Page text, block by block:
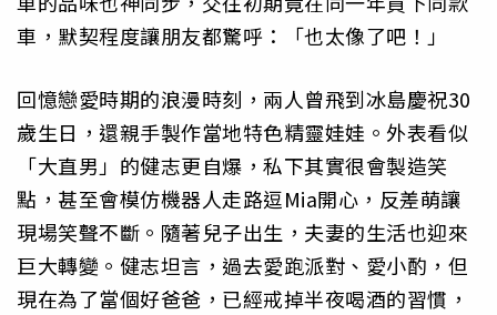
車，默契程度讓朋友都驚呼：「也太像了吧！」
回憶戀愛時期的浪漫時刻，兩人曾飛到冰島慶祝30
歲生日，還親手製作當地特色精靈娃娃。外表看似
「大直男」的健志更自爆，私下其實很會製造笑
點，甚至會模仿機器人走路逗Mia開心，反差萌讓
現場笑聲不斷。隨著兒子出生，夫妻的生活也迎來
巨大轉變。健志坦言，過去愛跑派對、愛小酌，但
現在為了當個好爸爸，已經戒掉半夜喝酒的習慣，